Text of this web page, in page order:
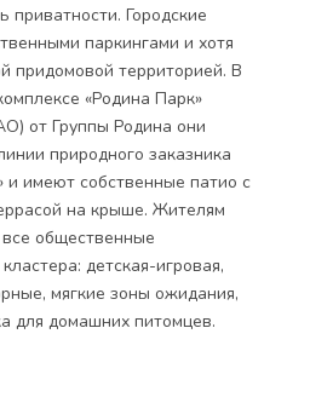
Городские
паркингами и хотя
придомовой территорией. В
«Родина Парк»
от Группы Родина они
природного заказника
и имеют собственные патио с
на крыше. Жителям
общественные
детская-игровая,
мягкие зоны ожидания,
для домашних питомцев.